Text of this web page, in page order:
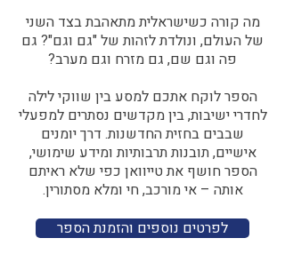
מה קורה כשישראלית מתאהבת בצד השני
של העולם, ונולדת לזהות של "גם וגם"? גם
פה וגם שם, גם מזרח וגם מערב?​​
הספר לוקח אתכם למסע בין שווקי לילה
לחדרי ישיבות, בין מקדשים נסתרים למפעלי
שבבים בחזית החדשנות. דרך יומנים
אישיים, תובנות תרבותיות ומידע שימושי,
הספר חושף את טייוואן כפי שלא ראיתם
אותה – אי מורכב, חי ומלא מסתורין.
לפרטים נוספים והזמנת הספר